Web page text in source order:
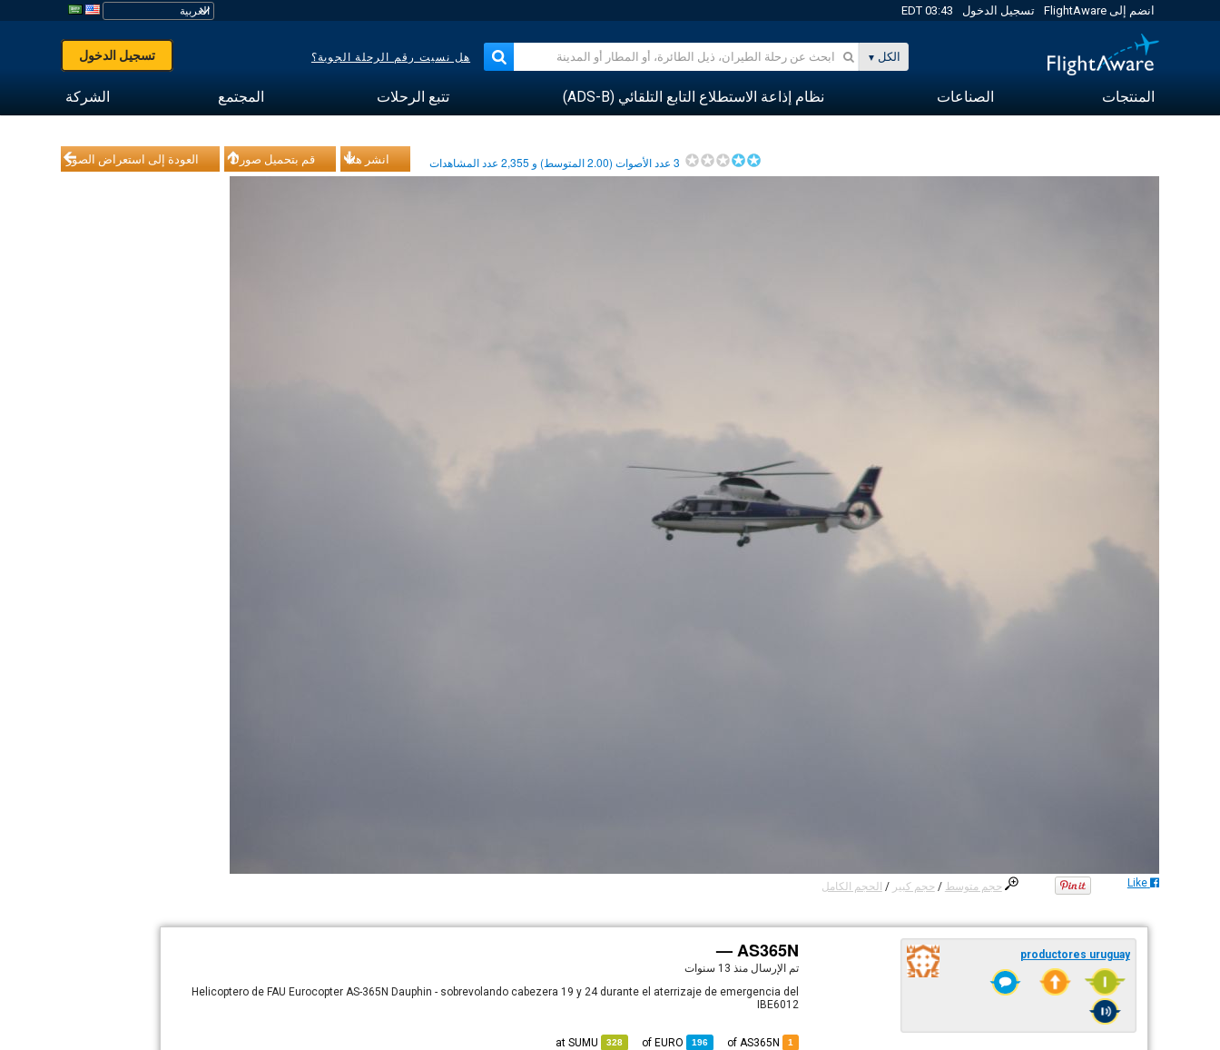
انضم إلى FlightAware تسجيل الدخول 03:43 EDT
الكل هل نسيت رقم الرحلة الجوية؟ تسجيل الدخول
المنتجات الصناعات نظام إذاعة الاستطلاع التابع التلقائي (ADS-B) تتبع الرحلات المجتمع الشركة
العودة إلى استعراض الصور قم بتحميل صورك انشر هذا 3عدد الأصوات (2.00المتوسط) و 2,355عدد المشاهدات
حجم متوسط / حجم كبير / الحجم الكامل Like
AS365N —
تم الإرسالمنذ 13 سنوات
Helicoptero de FAU Eurocopter AS-365N Dauphin - sobrevolando cabezera 19 y 24 durante el aterrizaje de emergencia del
IBE6012
1
196
EURO
328
SUMU
productores uruguay